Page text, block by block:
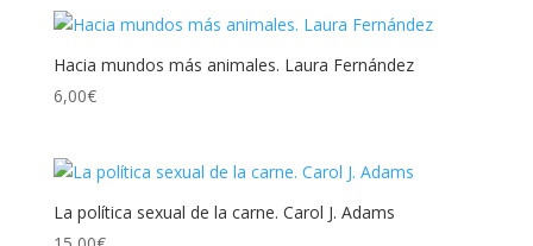
Hacia mundos más animales. Laura Fernández
6,00€
La política sexual de la carne. Carol J. Adams